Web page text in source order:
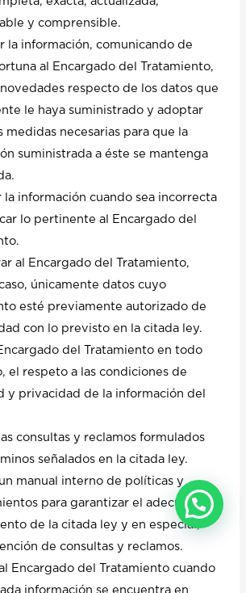
y comprensible.
la información, comunicando de
al Encargado del Tratamiento,
respecto de los datos que
le haya suministrado y adoptar
medidas necesarias para que la
suministrada a éste se mantenga
la información cuando sea incorrecta
lo pertinente al Encargado del
al Encargado del Tratamiento,
únicamente datos cuyo
esté previamente autorizado de
con lo previsto en la citada ley.
del Tratamiento en todo
el respeto a las condiciones de
y privacidad de la información del
consultas y reclamos formulados
señalados en la citada ley.
manual interno de políticas y
para garantizar el adecuado
de la citada ley y en especial,
de consultas y reclamos.
Encargado del Tratamiento cuando
información se encuentra en